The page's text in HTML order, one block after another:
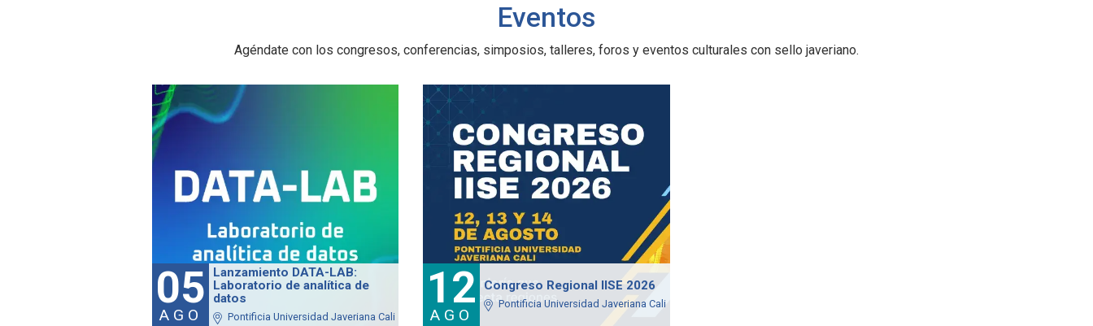
Eventos
Agéndate con los congresos, conferencias, simposios, talleres, foros y eventos culturales con sello javeriano.
05
AGO
Lanzamiento DATA-LAB:
Laboratorio de analítica de
datos
Pontificia Universidad Javeriana Cali
12
AGO
Congreso Regional IISE 2026
Pontificia Universidad Javeriana Cali